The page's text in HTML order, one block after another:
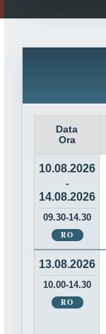
Data
Ora
10.08.2026
-
14.08.2026
09.30-14.30
RO
13.08.2026
10.00-14.30
RO